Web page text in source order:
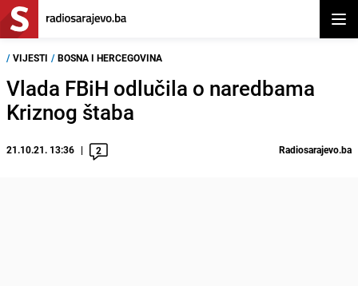
/ VIJESTI / BOSNA I HERCEGOVINA
Vlada FBiH odlučila o naredbama
Kriznog štaba
21.10.21. 13:36 2 Radiosarajevo.ba